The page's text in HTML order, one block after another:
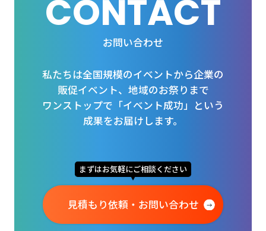
CONTACT
お問い合わせ
私たちは全国規模のイベントから企業の
販促イベント、地域のお祭りまで
ワンストップで「イベント成功」という
成果をお届けします。
まずはお気軽にご相談ください
見積もり依頼・お問い合わせ